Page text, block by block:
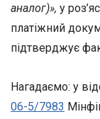
аналог)», у
платіжний
підтверджує
Нагадаємо: у
06-5/7983